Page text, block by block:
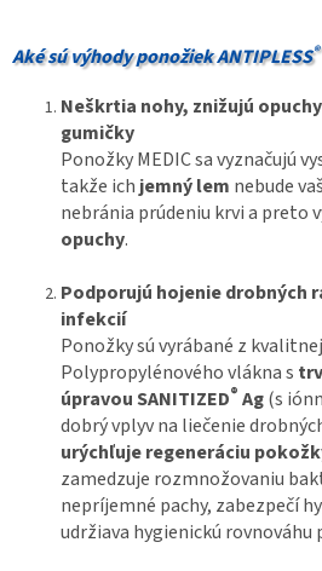
Aké sú výhody ponožiek ANTIPLESS®
Neškrtia nohy, znižujú
gumičky
Ponožky MEDIC sa vyznačujú
takže ich jemný lem nebude
nebránia prúdeniu krvi a preto
opuchy.
Podporujú hojenie drobných
infekcií
Ponožky sú vyrábané z
Polypropylénového vlákna s
úpravouSANITIZED® Ag(s
dobrý vplyv na liečenie
urýchľuje regeneráciu
zamedzuje rozmnožovaniu
nepríjemné pachy, zabezpečí
udržiava hygienickú rovnováhu